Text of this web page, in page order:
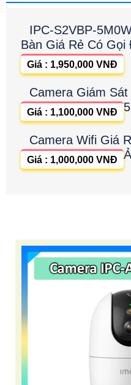
IPC-S2VBP-
Bàn Giá Rẻ Có Gọi
Giá : 1,950,000 VNĐ
Camera Giám
Giá : 1,100,000 VNĐ
Camera Wifi Giá
Giá : 1,000,000 VNĐ